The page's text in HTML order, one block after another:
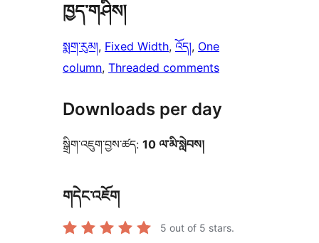
ཁྱད་གཤིས།
སྨག་རུམ།, Fixed Width, འོད།, One
column, Threaded comments
Downloads per day
སྒྲིག་འཇུག་བྱས་ཚད: 10 ལ་མི་སླེབས།
གདེང་འཇོག
5 out of 5 stars.